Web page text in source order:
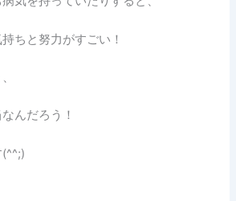
ちと努力がすごい！
んだろう！